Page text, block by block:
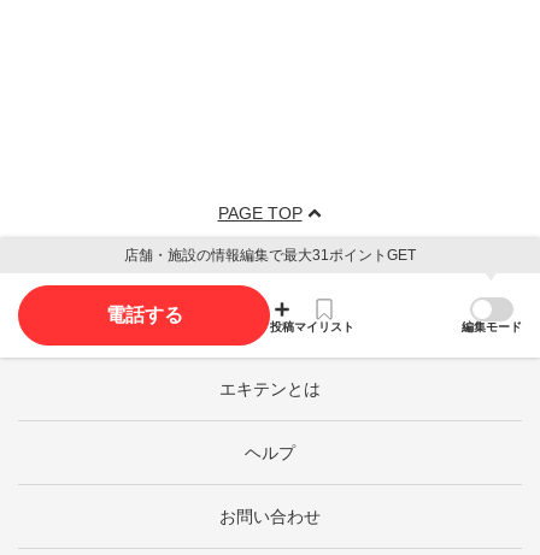
PAGE TOP
店舗・施設の情報編集で最大31ポイントGET
電話する
投稿マイリスト 編集モード
エキテンとは
ヘルプ
お問い合わせ